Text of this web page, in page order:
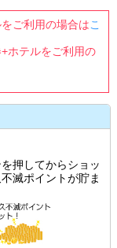
ご利用の場合はこ
ホテルをご利用の
押してからショッ
滅ポイントが貯ま